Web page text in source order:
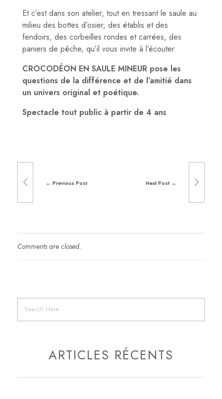
Et c’est dans son atelier, tout en tressant le saule au
milieu des bottes d’osier, des établis et des
fendoirs, des corbeilles rondes et carrées, des
paniers de pêche, qu’il vous invite à l’écouter.
CROCODÉON EN SAULE MINEUR pose les
questions de la différence et de l’amitié dans
un univers original et poétique.
Spectacle tout public à partir de 4 ans
Previous Post Next Post
Comments are closed.
ARTICLES RÉCENTS